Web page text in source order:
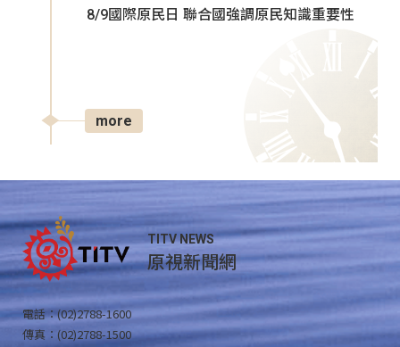
8/9國際原民日 聯合國強調原民知識重要性
more
TITV NEWS
原視新聞網
電話：(02)2788-1600
傳真：(02)2788-1500